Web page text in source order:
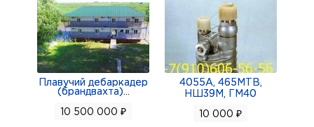
Плавучий дебаркадер
(брандвахта)
10 500 000 ₽
4055А, 465МТВ,
НШ39М, ГМ40
10 000 ₽